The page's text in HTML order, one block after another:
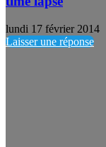
lundi 17 février 2014
Laisser une réponse